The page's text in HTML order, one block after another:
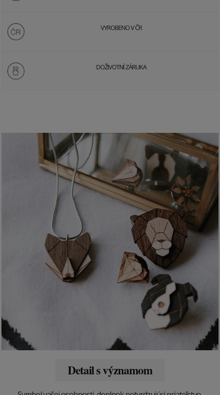
VYROBENO V ČR
DOŽIVOTNÍ ZÁRUKA
Detail s významom